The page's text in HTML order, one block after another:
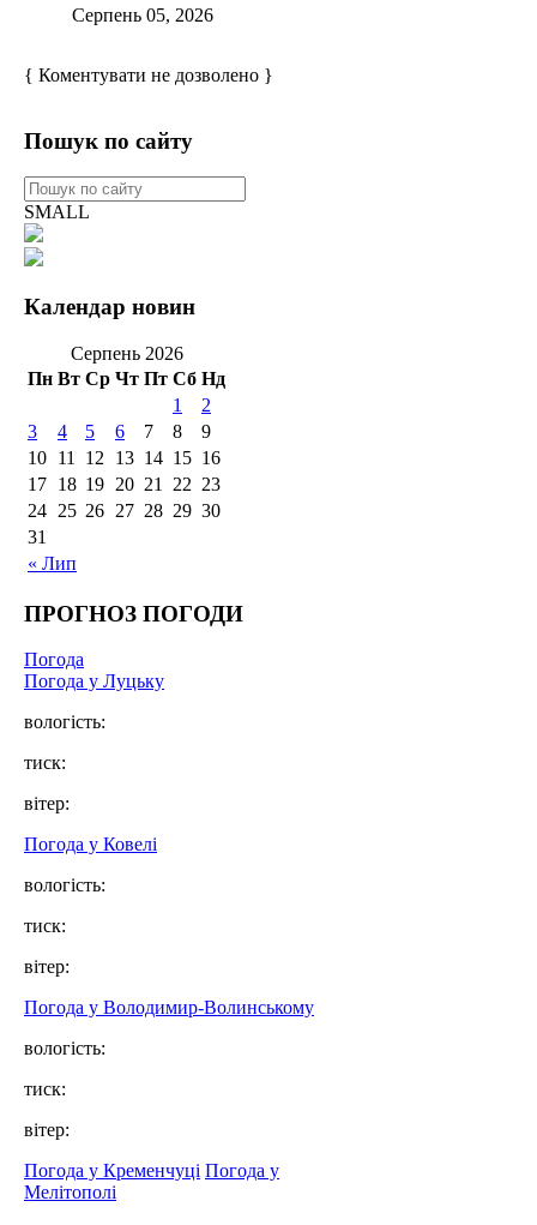
Серпень 05, 2026
{ Коментувати не дозволено }
Пошук по сайту
SMALL
Календар новин
Серпень 2026
Пн Вт Ср Чт Пт Сб Нд
« Лип
1
2
3
4 5 6 7 8
9
10 11 12 13 14 15 16
17 18 19 20 21 22 23
24 25 26 27 28 29 30
31
ПРОГНОЗ ПОГОДИ
Погода
Погода у Луцьку
вологість:
тиск:
вітер:
Погода у Ковелі
вологість:
тиск:
вітер:
Погода у Володимир-Волинському
вологість:
тиск:
вітер:
Погода у Кременчуці Погода у
Мелітополі